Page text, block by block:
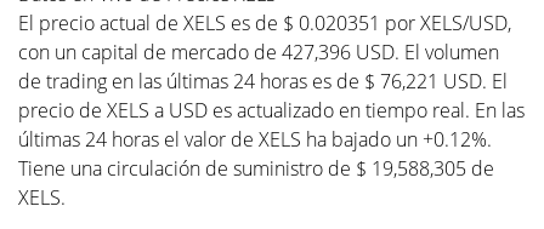
El precio actual de XELS es de $ 0.020351 por XELS/USD,
con un capital de mercado de 427,396 USD. El volumen
de trading en las últimas 24 horas es de $ 76,221 USD. El
precio de XELS a USD es actualizado en tiempo real. En las
últimas 24 horas el valor de XELS ha bajado un +0.12%.
Tiene una circulación de suministro de $ 19,588,305 de
XELS.